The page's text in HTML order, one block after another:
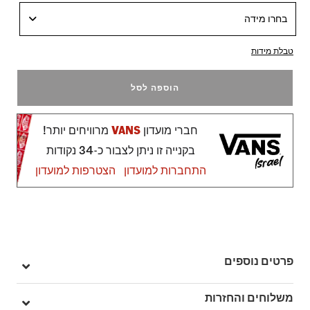
בחרו מידה
טבלת מידות
הוספה לסל
חברי מועדון VANSמרוויחים יותר!
בקנייה זו ניתן לצבור כ-34 נקודות
התחברות למועדון
הצטרפות למועדון
פרטים נוספים
מק"ט: V00D6WWHT
משלוחים והחזרות